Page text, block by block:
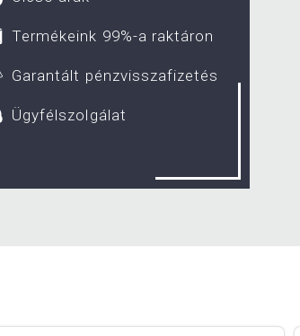
Termékeink 99%-a raktáron
Garantált pénzvisszafizetés
Ügyfélszolgálat